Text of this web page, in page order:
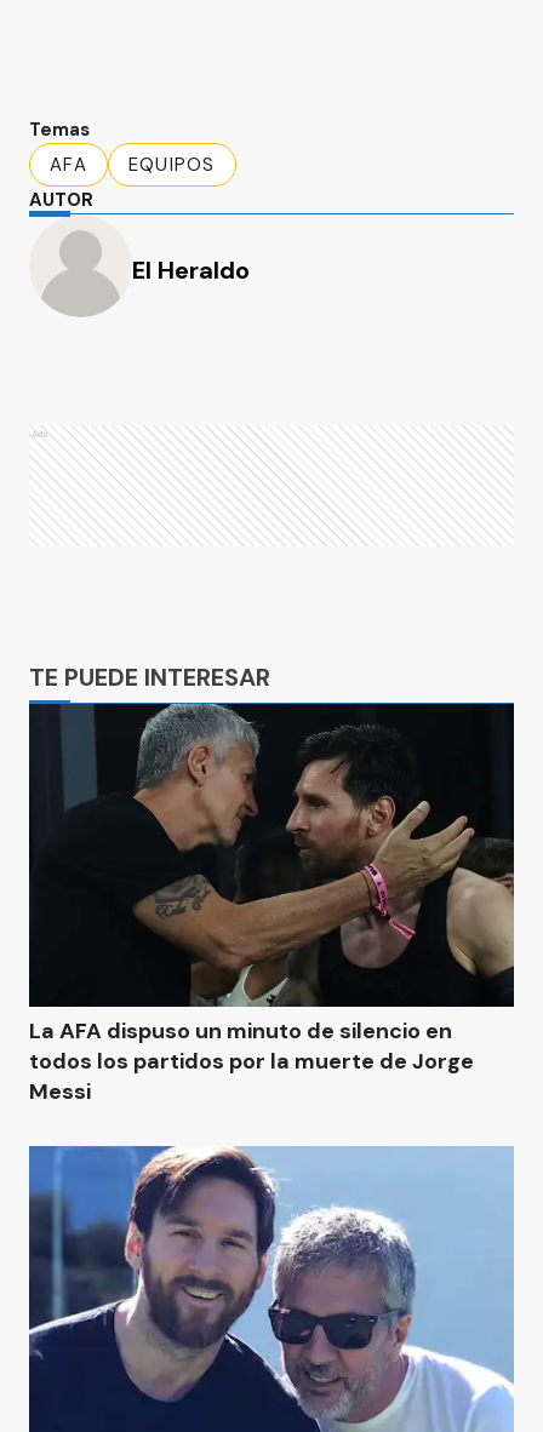
Temas
AFA
EQUIPOS
AUTOR
El Heraldo
Ads
TE PUEDE INTERESAR
La AFA dispuso un minuto de silencio en
todos los partidos por la muerte de Jorge
Messi